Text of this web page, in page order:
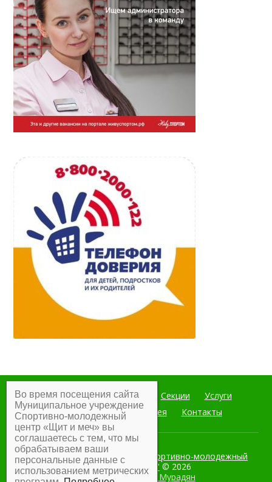
Главная Мероприятия Секции
Услуги
Документы
Фотогалерея Контакты
Муниципальное учреждение Спортивно-молодежный
центр "Щит и меч" © 2026
Разработка:Армен Мурадян
Во время посещения сайта
Муниципальное учреждение
Спортивно-молодежный
центр «Щит и меч» вы
соглашаетесь с тем, что мы
обрабатываем ваши
персональные данные с
использованием метрических